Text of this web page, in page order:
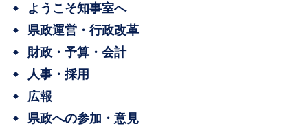
ようこそ知事室へ
県政運営・行政改革
財政・予算・会計
人事・採用
広報
県政への参加・意見